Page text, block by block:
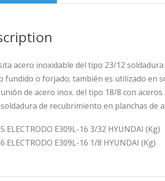
acero inoxidable del tipo 23/12
fundido o forjado; también es utilizado en
de acero inox. del tipo 18/8 con
de recubrimiento en planchas de
ELECTRODO E309L-16 3/32 HYUNDAI (Kg)
ELECTRODO E309L-16 1/8 HYUNDAI (Kg)